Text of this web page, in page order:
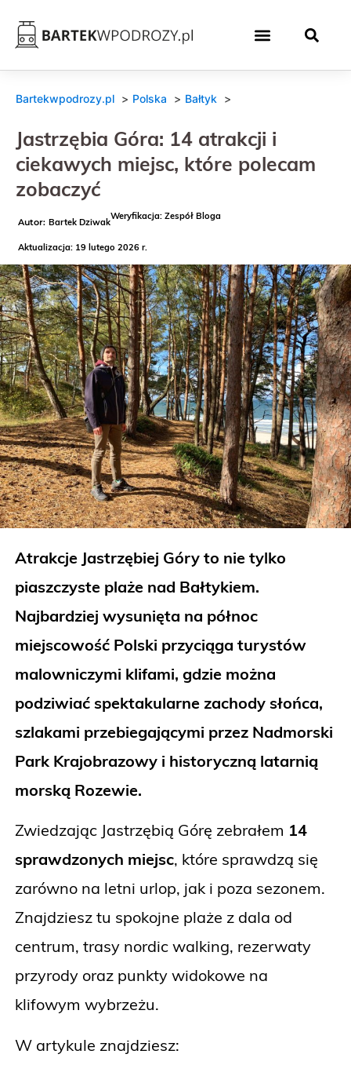
Bartekwpodrozy.pl Polska Bałtyk
Jastrzębia Góra: 14 atrakcji i
ciekawych miejsc, które polecam
zobaczyć
Bartek Dziwak
Weryfikacja: Zespół Bloga
Aktualizacja: 19 lutego 2026 r.
Atrakcje Jastrzębiej Góry to nie tylko
piaszczyste plaże nad Bałtykiem.
Najbardziej wysunięta na północ
miejscowość Polski przyciąga turystów
malowniczymi klifami, gdzie można
podziwiać spektakularne zachody słońca,
szlakami przebiegającymi przez Nadmorski
Park Krajobrazowy i historyczną latarnią
morską Rozewie.
Zwiedzając Jastrzębią Górę zebrałem 14
sprawdzonych miejsc, które sprawdzą się
zarówno na letni urlop, jak i poza sezonem.
Znajdziesz tu spokojne plaże z dala od
centrum, trasy nordic walking, rezerwaty
przyrody oraz punkty widokowe na
klifowym wybrzeżu.
W artykule znajdziesz: